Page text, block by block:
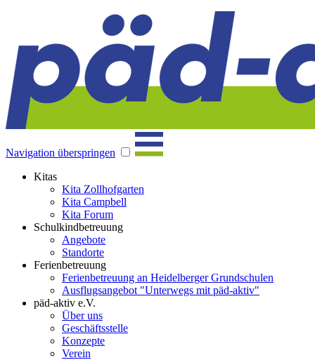
Navigation überspringen
Kitas
Kita Zollhofgarten
Kita Campbell
Kita Forum
Schulkindbetreuung
Angebote
Standorte
Ferienbetreuung
Ferienbetreuung an Heidelberger Grundschulen
Ausflugsangebot "Unterwegs mit päd-aktiv"
päd-aktiv e.V.
Über uns
Geschäftsstelle
Konzepte
Verein